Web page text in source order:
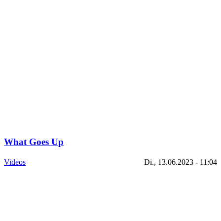
What Goes Up
Videos Di., 13.06.2023 - 11:04